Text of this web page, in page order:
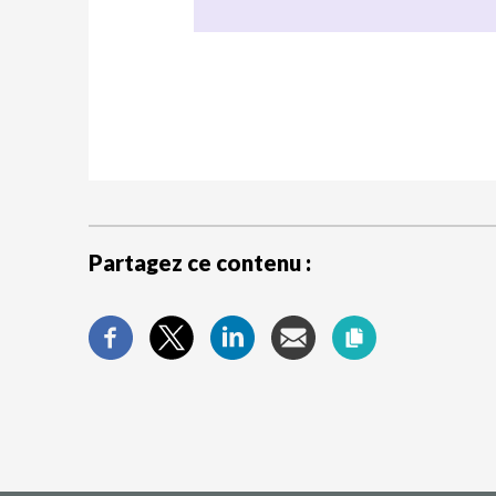
Partagez ce contenu :